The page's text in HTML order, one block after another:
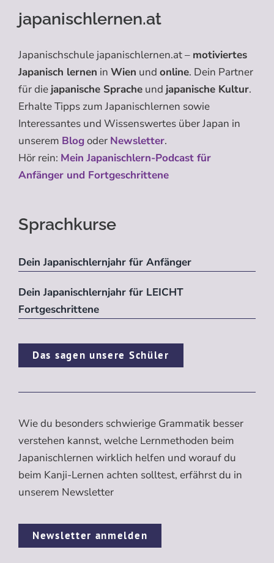
japanischlernen.at
Japanischschule japanischlernen.at – motiviertes
Japanisch lernen in Wien und online. Dein Partner
für die japanische Sprache und japanische Kultur.
Erhalte Tipps zum Japanischlernen sowie
Interessantes und Wissenswertes über Japan in
unserem Blogoder Newsletter.
Hör rein: Mein Japanischlern-Podcast für
Anfänger und Fortgeschrittene
Sprachkurse
Dein Japanischlernjahr für Anfänger
Dein Japanischlernjahr für LEICHT
Fortgeschrittene
Das sagen unsere Schüler
Wie du besonders schwierige Grammatik besser
verstehen kannst, welche Lernmethoden beim
Japanischlernen wirklich helfen und worauf du
beim Kanji-Lernen achten solltest, erfährst du in
unserem Newsletter
Newsletter anmelden